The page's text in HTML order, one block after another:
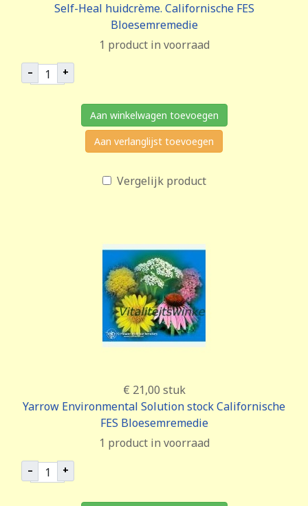
Self-Heal huidcrème. Californische FES
Bloesemremedie
1 product in voorraad
– +
Aan winkelwagen toevoegen
Aan verlanglijst toevoegen
Vergelijk product
€ 21,00 stuk
Yarrow Environmental Solution stock Californische
FES Bloesemremedie
1 product in voorraad
– +